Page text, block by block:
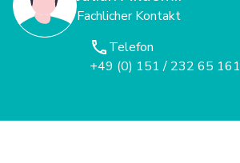
Fachlicher Kontakt
Telefon
+49 (0) 151 / 232 65 161